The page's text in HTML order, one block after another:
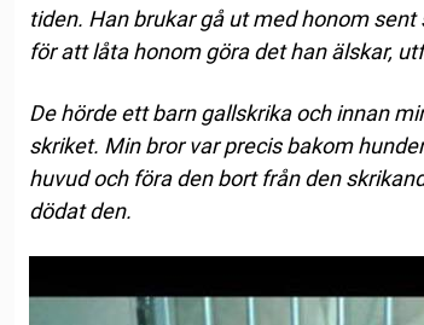
tiden. Han brukar gå ut med honom
för att låta honom göra det han älskar,
De hörde ett barn gallskrika och innan
skriket. Min bror var precis bakom
huvud och föra den bort från den
dödat den.